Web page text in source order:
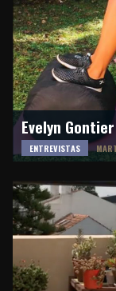
Evelyn
ENTREVISTAS